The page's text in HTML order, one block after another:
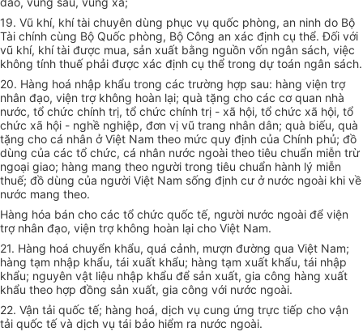
19. Vũ khí, khí tài chuyên dùng phục vụ quốc phòng, an ninh do Bộ
Tài chính cùng Bộ Quốc phòng, Bộ Công an xác định cụ thể. Đối với
vũ khí, khí tài được mua, sản xuất bằng nguồn vốn ngân sách, việc
không tính thuế phải được xác định cụ thể trong dự toán ngân sách.
20. Hàng hoá nhập khẩu trong các trường hợp sau: hàng viện trợ
nhân đạo, viện trợ không hoàn lại; quà tặng cho các cơ quan nhà
nước, tổ chức chính trị, tổ chức chính trị - xã hội, tổ chức xã hội, tổ
chức xã hội - nghề nghiệp, đơn vị vũ trang nhân dân; quà biếu, quà
tặng cho cá nhân ở Việt Nam theo mức quy định của Chính phủ; đồ
dùng của các tổ chức, cá nhân nước ngoài theo tiêu chuẩn miễn trừ
ngoại giao; hàng mang theo người trong tiêu chuẩn hành lý miễn
thuế; đồ dùng của người Việt Nam sống định cư ở nước ngoài khi về
nước mang theo.
Hàng hóa bán cho các tổ chức quốc tế, người nước ngoài để viện
trợ nhân đạo, viện trợ không hoàn lại cho Việt Nam.
21. Hàng hoá chuyển khẩu, quá cảnh, mượn đường qua Việt Nam;
hàng tạm nhập khẩu, tái xuất khẩu; hàng tạm xuất khẩu, tái nhập
khẩu; nguyên vật liệu nhập khẩu để sản xuất, gia công hàng xuất
khẩu theo hợp đồng sản xuất, gia công với nước ngoài.
22. Vận tải quốc tế; hàng hoá, dịch vụ cung ứng trực tiếp cho vận
tải quốc tế và dịch vụ tái bảo hiểm ra nước ngoài.